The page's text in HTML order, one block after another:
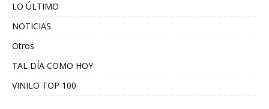
LO ÚLTIMO
NOTICIAS
Otros
TAL DÍA COMO HOY
VINILO TOP 100